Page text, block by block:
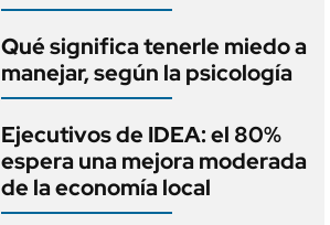
Qué significa tenerle miedo a
manejar, según la psicología
Ejecutivos de IDEA: el 80%
espera una mejora moderada
de la economía local